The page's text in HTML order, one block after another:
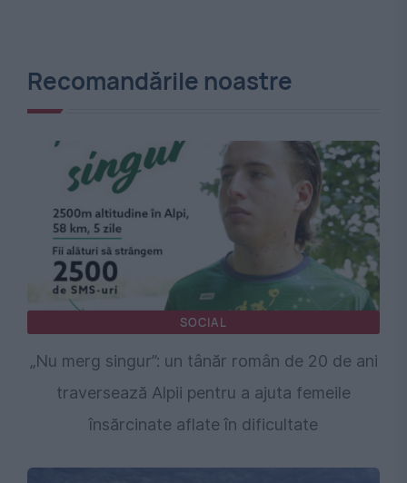
Recomandările noastre
SOCIAL
„Nu merg singur”: un tânăr român de 20 de ani
traversează Alpii pentru a ajuta femeile
însărcinate aflate în dificultate